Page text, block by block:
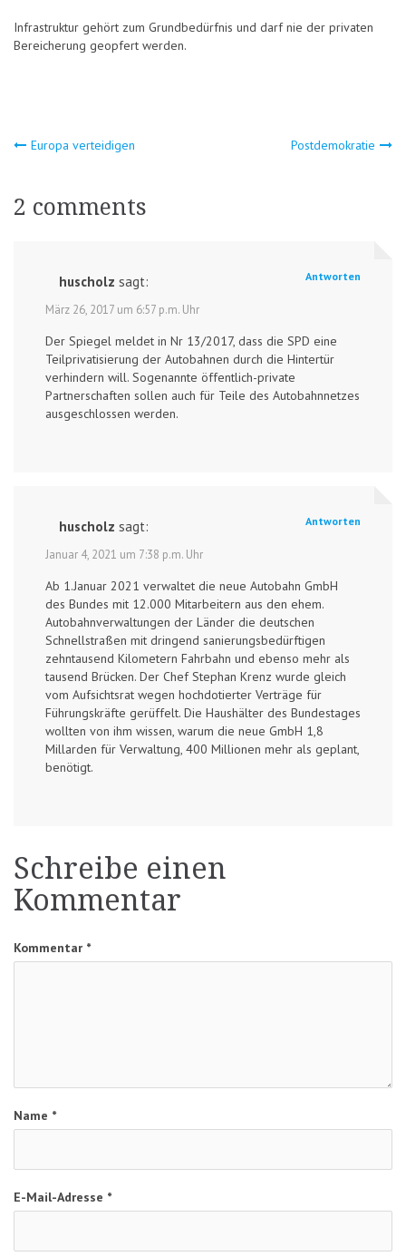
Infrastruktur gehört zum Grundbedürfnis und darf nie der privaten
Bereicherung geopfert werden.
Beitragsnavigation
Europa verteidigen Postdemokratie
2 comments
huscholz sagt:
März 26, 2017 um 6:57 p.m. Uhr
Der Spiegel meldet in Nr 13/2017, dass die SPD eine
Teilprivatisierung der Autobahnen durch die Hintertür
verhindern will. Sogenannte öffentlich-private
Partnerschaften sollen auch für Teile des Autobahnnetzes
ausgeschlossen werden.
Antworten
huscholz sagt:
Januar 4, 2021 um 7:38 p.m. Uhr
Ab 1.Januar 2021 verwaltet die neue Autobahn GmbH
des Bundes mit 12.000 Mitarbeitern aus den ehem.
Autobahnverwaltungen der Länder die deutschen
Schnellstraßen mit dringend sanierungsbedürftigen
zehntausend Kilometern Fahrbahn und ebenso mehr als
tausend Brücken. Der Chef Stephan Krenz wurde gleich
vom Aufsichtsrat wegen hochdotierter Verträge für
Führungskräfte gerüffelt. Die Haushälter des Bundestages
wollten von ihm wissen, warum die neue GmbH 1,8
Millarden für Verwaltung, 400 Millionen mehr als geplant,
benötigt.
Antworten
Schreibe einen
Kommentar
Kommentar *
Name *
E-Mail-Adresse *